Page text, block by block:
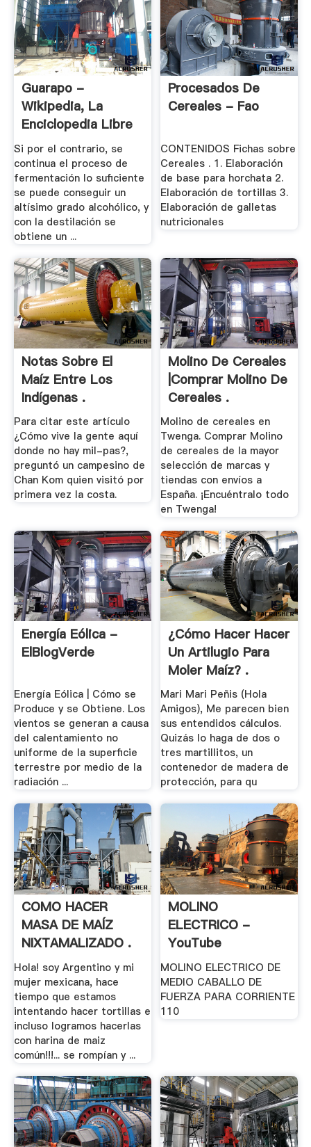
Guarapo -
Wikipedia, La
Enciclopedia Libre
Si por el contrario, se
continua el proceso de
fermentación lo suficiente
se puede conseguir un
altísimo grado alcohólico, y
con la destilación se
obtiene un ...
Procesados De
Cereales - Fao
CONTENIDOS Fichas sobre
Cereales . 1. Elaboración
de base para horchata 2.
Elaboración de tortillas 3.
Elaboración de galletas
nutricionales
Notas Sobre El
Maíz Entre Los
Indígenas .
Para citar este artículo
¿Cómo vive la gente aquí
donde no hay mil-pas?,
preguntó un campesino de
Chan Kom quien visitó por
primera vez la costa.
Molino De Cereales
|Comprar Molino De
Cereales .
Molino de cereales en
Twenga. Comprar Molino
de cereales de la mayor
selección de marcas y
tiendas con envíos a
España. ¡Encuéntralo todo
en Twenga!
Energía Eólica -
ElBlogVerde
Energía Eólica | Cómo se
Produce y se Obtiene. Los
vientos se generan a causa
del calentamiento no
uniforme de la superficie
terrestre por medio de la
radiación ...
¿Cómo Hacer Hacer
Un Artilugio Para
Moler Maíz? .
Mari Mari Peñis (Hola
Amigos), Me parecen bien
sus entendidos cálculos.
Quizás lo haga de dos o
tres martillitos, un
contenedor de madera de
protección, para qu
COMO HACER
MASA DE MAÍZ
NIXTAMALIZADO .
Hola! soy Argentino y mi
mujer mexicana, hace
tiempo que estamos
intentando hacer tortillas e
incluso logramos hacerlas
con harina de maiz
común!!!... se rompían y ...
MOLINO
ELECTRICO -
YouTube
MOLINO ELECTRICO DE
MEDIO CABALLO DE
FUERZA PARA CORRIENTE
110